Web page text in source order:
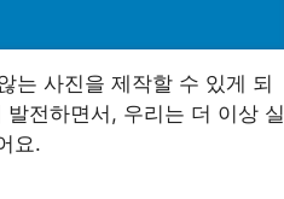
는 사진을 제작할 수 있게 되
발전하면서, 우리는 더 이상 실
요.